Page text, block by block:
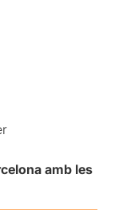
amb les